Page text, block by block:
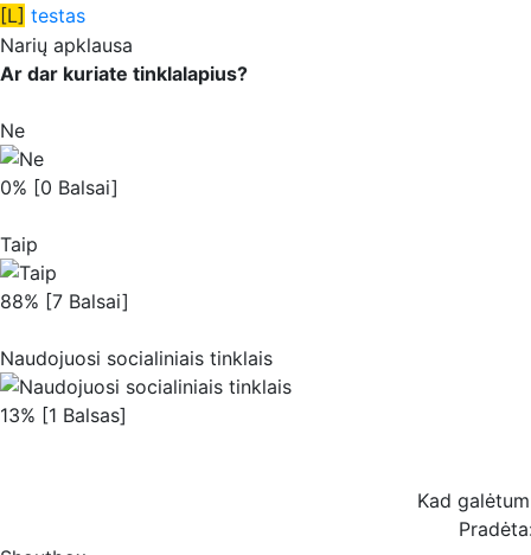
[L] testas
Narių apklausa
Ar dar kuriate tinklalapius?
Ne
0% [0 Balsai]
Taip
88% [7 Balsai]
Naudojuosi socialiniais tinklais
13% [1 Balsas]
Kad